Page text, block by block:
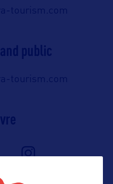
tourism.com
public
tourism.com